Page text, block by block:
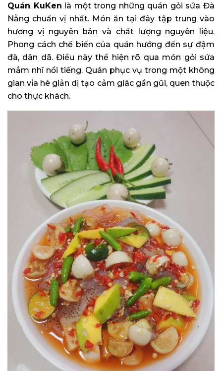
Quán KuKen là một trong những quán gỏi sứa Đà
Nẵng chuẩn vị nhất. Món ăn tại đây tập trung vào
hương vị nguyên bản và chất lượng nguyên liệu.
Phong cách chế biến của quán hướng đến sự đậm
đà, dân dã. Điều này thể hiện rõ qua món gỏi sứa
mắm nhĩ nổi tiếng. Quán phục vụ trong một không
gian vỉa hè giản dị tạo cảm giác gần gũi, quen thuộc
cho thực khách.